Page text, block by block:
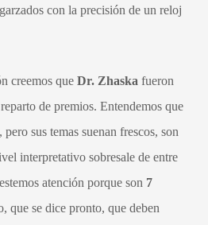
con la precisión de un reloj
creemos queDr. Zhaska fueron
de premios. Entendemos que
sus temas suenan frescos, son
interpretativo sobresale de entre
atención porque son 7
que se dice pronto, que deben